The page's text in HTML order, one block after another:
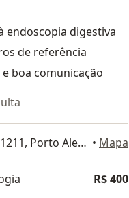
endoscopia digestiva
de referência
boa comunicação
Avenida Independência 1211, Porto Alegre • Mapa
R$ 400